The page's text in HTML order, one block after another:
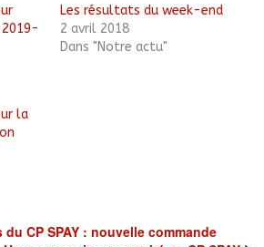
Les résultats du week-end
2 avril 2018
Dans "Notre actu"
la
CP SPAY : nouvelle commande